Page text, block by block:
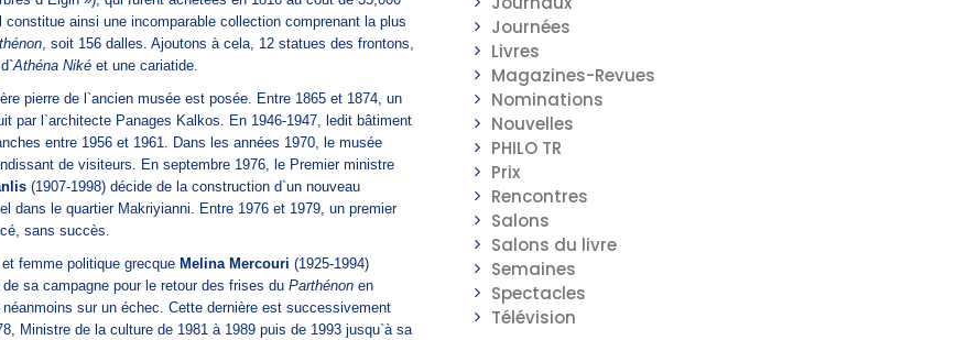
ainsi une incomparable collection comprenant la plus
, soit 156 dalles. Ajoutons à cela, 12 statues des frontons,
Athéna Niké et une cariatide.
pierre de l`ancien musée est posée. Entre 1865 et 1874, un
par l`architecte Panages Kalkos. En 1946-1947, ledit bâtiment
entre 1956 et 1961. Dans les années 1970, le musée
de visiteurs. En septembre 1976, le Premier ministre
(1907-1998) décide de la construction d`un nouveau
dans le quartier Makriyianni. Entre 1976 et 1979, un premier
sans succès.
femme politique grecque Melina Mercouri (1925-1994)
sa campagne pour le retour des frises du Parthénon en
sur un échec. Cette dernière est successivement
Ministre de la culture de 1981 à 1989 puis de 1993 jusqu`à sa
Journées
Livres
Magazines-Revues
Nominations
Nouvelles
PHILO TR
Prix
Rencontres
Salons
Salons du livre
Semaines
Spectacles
Télévision